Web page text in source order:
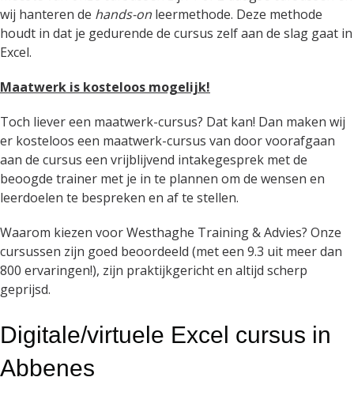
wij hanteren de hands-on leermethode. Deze methode
houdt in dat je gedurende de cursus zelf aan de slag gaat in
Excel.
Maatwerk is kosteloos mogelijk!
Toch liever een maatwerk-cursus? Dat kan! Dan maken wij
er kosteloos een maatwerk-cursus van door voorafgaan
aan de cursus een vrijblijvend intakegesprek met de
beoogde trainer met je in te plannen om de wensen en
leerdoelen te bespreken en af te stellen.
Waarom kiezen voor Westhaghe Training & Advies? Onze
cursussen zijn goed beoordeeld (met een 9.3 uit meer dan
800 ervaringen!), zijn praktijkgericht en altijd scherp
geprijsd.
Digitale/virtuele Excel cursus in
Abbenes